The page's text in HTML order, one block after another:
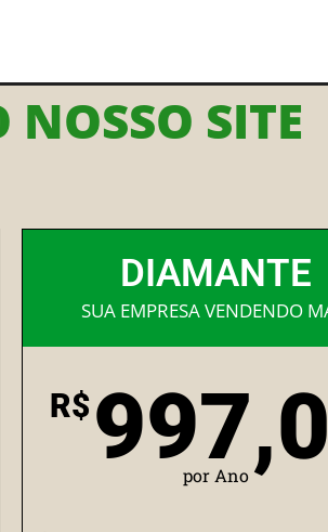
NOSSO SITE
DIAMANTE
SUA EMPRESA VENDENDO
R$
por Ano